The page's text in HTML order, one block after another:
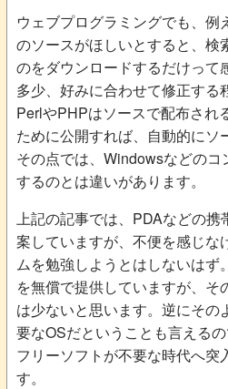
ウェブプログラミングでも、例
のソースがほしいとすると、検
のをダウンロードするだけって
多少、好みに合わせて修正する
PerlやPHPはソースで配布され
ために公開すれば、自動的にソ
その点では、Windowsなどの
するのとは違いがあります。
上記の記事では、PDAなどの
案していますが、不便を感じな
ムを勉強しようとはしないはず
を無償で提供していますが、そ
は少ないと思います。逆にその
要なOSだということも言える
フリーソフトが不要な時代へ突
す。